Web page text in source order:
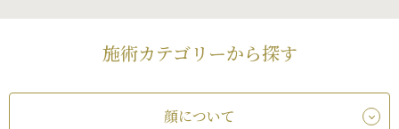
施術カテゴリーから探す
顔について